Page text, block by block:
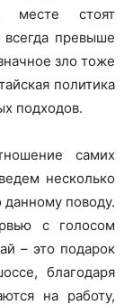
месте стоят
всегда превыше
зло тоже
политика
подходов.
самих
несколько
поводу.
с голосом
– это подарок
благодаря
на работу,